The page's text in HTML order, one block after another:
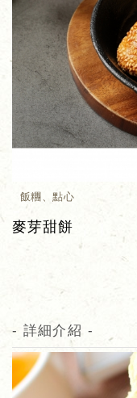
飯糰、點心
麥芽甜餅
- 詳細介紹 -